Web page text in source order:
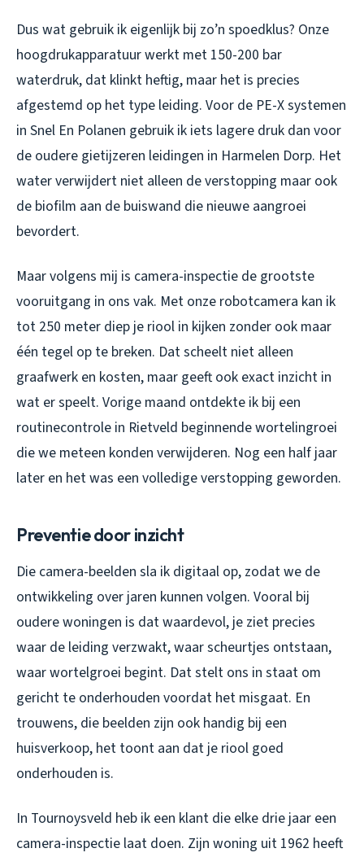
Dus wat gebruik ik eigenlijk bij zo’n spoedklus? Onze
hoogdrukapparatuur werkt met 150-200 bar
waterdruk, dat klinkt heftig, maar het is precies
afgestemd op het type leiding. Voor de PE-X systemen
in Snel En Polanen gebruik ik iets lagere druk dan voor
de oudere gietijzeren leidingen in Harmelen Dorp. Het
water verwijdert niet alleen de verstopping maar ook
de biofilm aan de buiswand die nieuwe aangroei
bevordert.
Maar volgens mij is camera-inspectie de grootste
vooruitgang in ons vak. Met onze robotcamera kan ik
tot 250 meter diep je riool in kijken zonder ook maar
één tegel op te breken. Dat scheelt niet alleen
graafwerk en kosten, maar geeft ook exact inzicht in
wat er speelt. Vorige maand ontdekte ik bij een
routinecontrole in Rietveld beginnende wortelingroei
die we meteen konden verwijderen. Nog een half jaar
later en het was een volledige verstopping geworden.
Preventie door inzicht
Die camera-beelden sla ik digitaal op, zodat we de
ontwikkeling over jaren kunnen volgen. Vooral bij
oudere woningen is dat waardevol, je ziet precies
waar de leiding verzwakt, waar scheurtjes ontstaan,
waar wortelgroei begint. Dat stelt ons in staat om
gericht te onderhouden voordat het misgaat. En
trouwens, die beelden zijn ook handig bij een
huisverkoop, het toont aan dat je riool goed
onderhouden is.
In Tournoysveld heb ik een klant die elke drie jaar een
camera-inspectie laat doen. Zijn woning uit 1962 heeft